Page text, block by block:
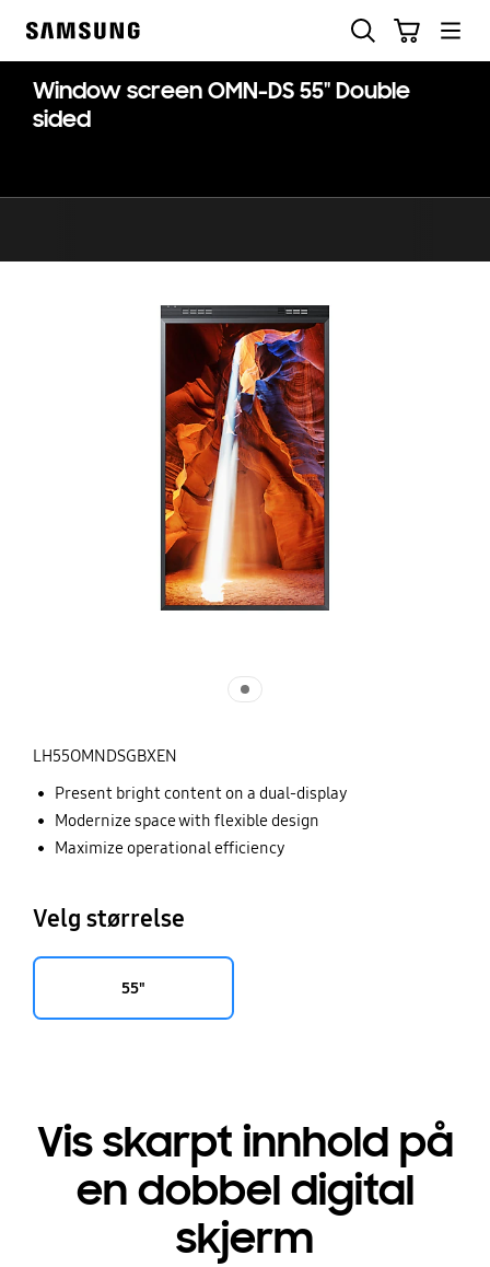
Window screen OMN-DS 55" Double
sided
LH55OMNDSGBXEN
Present bright content on a dual-display
Modernize space with flexible design
Maximize operational efficiency
Velg størrelse
55"
Vis skarpt innhold på
en dobbel digital
skjerm